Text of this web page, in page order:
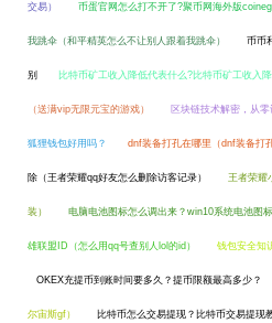
交易） 币蛋官网怎么打不开了?聚币网海外版
我跳伞（和平精英怎么不让别人跟着我跳伞） 币币
别 比特币矿工收入降低代表什么?比特币矿工收入
（送满vip无限元宝的游戏） 区块链技术解密，从
狐狸钱包好用吗？ dnf装备打孔在哪里（dnf装备打
除（王者荣耀qq好友怎么删除访客记录） 王者荣耀
装） 电脑电池图标怎么调出来？win10系统电池图
雄联盟ID（怎么用qq号查别人lol的id） 钱包安全知
OKEX充提币到账时间要多久？提币限额最高多少？
尔宙斯gf） 比特币怎么交易提现？比特币交易提现